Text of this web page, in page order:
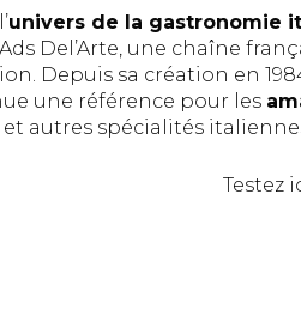
univers de la gastronomie
Del’Arte, une chaîne
Depuis sa création en
une référence pour les
autres spécialités
Testez